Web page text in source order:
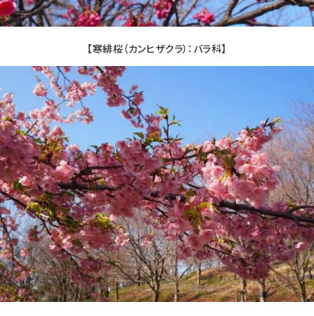
【寒緋桜（カンヒザクラ）：バラ科】